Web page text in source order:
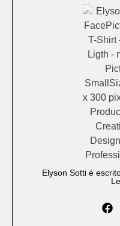
Elyson Sotti é